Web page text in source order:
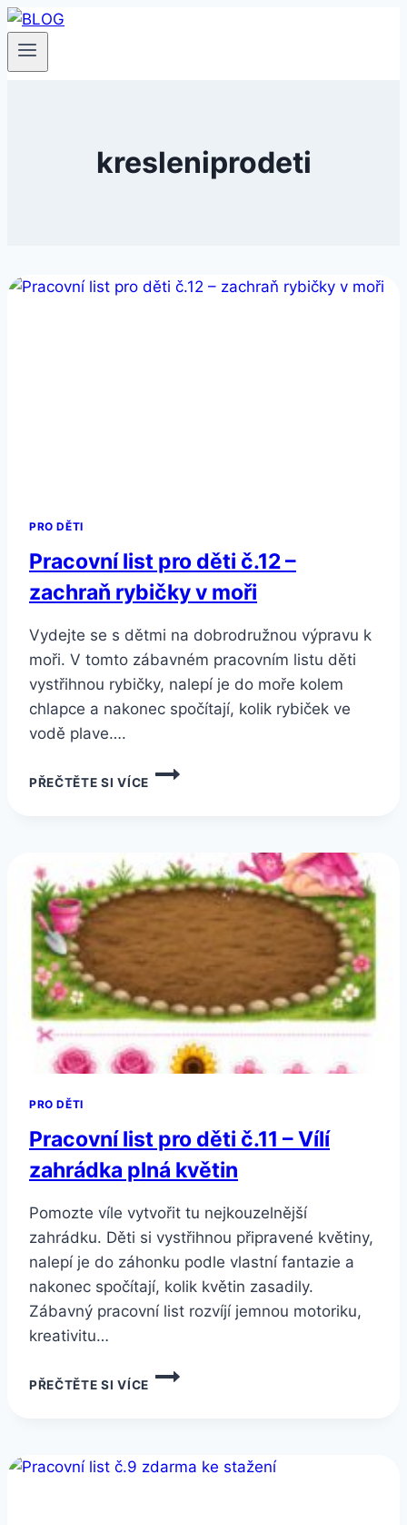
Přeskočit
na
obsah
kresleniprodeti
PRO DĚTI
Pracovní list pro děti č.12 –
zachraň rybičky v moři
Vydejte se s dětmi na dobrodružnou výpravu k
moři. V tomto zábavném pracovním listu děti
vystřihnou rybičky, nalepí je do moře kolem
chlapce a nakonec spočítají, kolik rybiček ve
vodě plave….
PŘEČTĚTE SI VÍCE
PRACOVNÍ
LIST
ZACHRAŇ
RYBIČKY
MOŘI
PRO DĚTI
Pracovní list pro děti č.11 – Vílí
zahrádka plná květin
Pomozte víle vytvořit tu nejkouzelnější
zahrádku. Děti si vystřihnou připravené květiny,
nalepí je do záhonku podle vlastní fantazie a
nakonec spočítají, kolik květin zasadily.
Zábavný pracovní list rozvíjí jemnou motoriku,
kreativitu…
PŘEČTĚTE SI VÍCE
PRACOVNÍ
LIST
–